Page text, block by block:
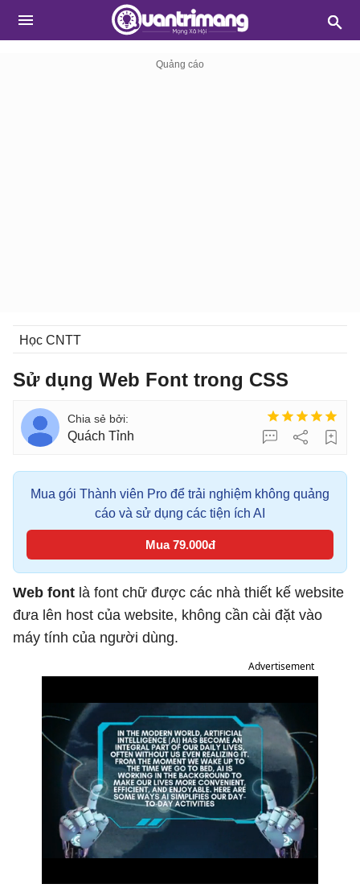
Học CNTT
Sử dụng Web Font trong CSS
Quách Tỉnh
Mua gói Thành viên Pro để trải nghiệm không quảng
cáo và sử dụng các tiện ích AI
Mua 79.000đ
Web font là font chữ được các nhà thiết kế website
đưa lên host của website, không cần cài đặt vào
máy tính của người dùng.
Advertisement